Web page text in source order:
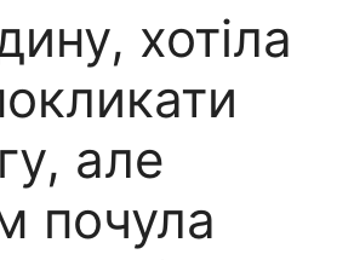
хотіла
але
почула